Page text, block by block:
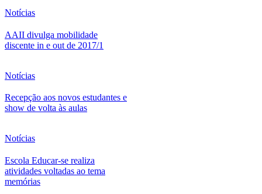
Notícias
AAII divulga mobilidade
discente in e out de 2017/1
Notícias
Recepção aos novos estudantes e
show de volta às aulas
Notícias
Escola Educar-se realiza
atividades voltadas ao tema
memórias